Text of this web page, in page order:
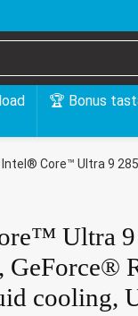
🏆 Bonus
Core™ Ultra 9
Ultra
GeForce®
cooling,